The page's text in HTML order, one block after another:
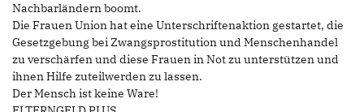
Nachbarländern boomt.
Die Frauen Union hat eine Unterschriftenaktion gestartet, die
Gesetzgebung bei Zwangsprostitution und Menschenhandel
zu verschärfen und diese Frauen in Not zu unterstützen und
ihnen Hilfe zuteilwerden zu lassen.
Der Mensch ist keine Ware!